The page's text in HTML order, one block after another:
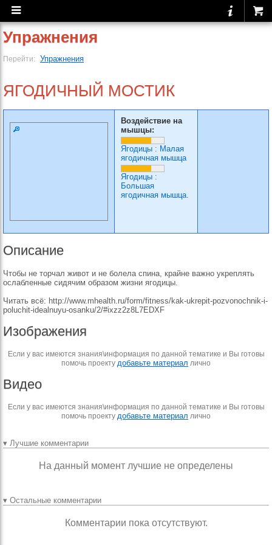
Упражнения
Перейти: Упражнения
ЯГОДИЧНЫЙ МОСТИК
Воздействие на
мышцы:
Ягодицы : Малая
ягодичная мышца
Ягодицы :
Большая
ягодичная мышца.
Описание
Чтобы не торчал живот и не болела спина, крайне важно укреплять
ослабленные сидячим образом жизни ягодицы.
Читать всё: http://www.mhealth.ru/form/fitness/kak-ukrepit-pozvonochnik-i-
poluchit-idealnuyu-osanku/2/#ixzz2z8L7EDXF
Изображения
Если у вас имеются знания\информация по данной тематике и Вы готовы
помочь проекту добавьте материал лично
Видео
Если у вас имеются знания\информация по данной тематике и Вы готовы
помочь проекту добавьте материал лично
▾ Лучшие комментарии
На данный момент лучшие не определены
▾ Остальные комментарии
Комментарии пока отсутствуют.